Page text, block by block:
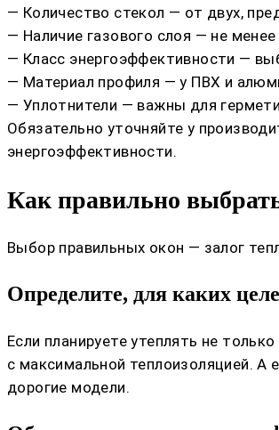
— Количество стекол — от двух,
— Наличие газового слоя — не
— Класс энергоэффективности —
— Материал профиля — у ПВХ и
— Уплотнители — важны для
Обязательно уточняйте у
энергоэффективности.
Как правильно
Выбор правильных окон — залог
Определите, для каких
Если планируете утеплять не
с максимальной теплоизоляцией. А
дорогие модели.